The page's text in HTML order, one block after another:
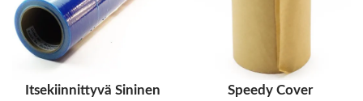
Itsekiinnittyvä Sininen
Speedy Cover